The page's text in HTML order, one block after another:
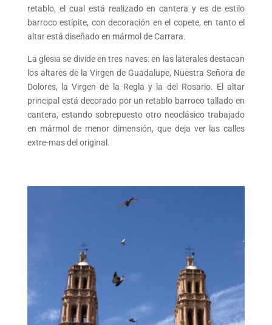
retablo, el cual está realizado en cantera y es de estilo
barroco estípite, con decoración en el copete, en tanto el
altar está diseñado en mármol de Carrara.
La glesia se divide en tres naves: en las laterales destacan
los altares de la Virgen de Guadalupe, Nuestra Señora de
Dolores, la Virgen de la Regla y la del Rosario. El altar
principal está decorado por un retablo barroco tallado en
cantera, estando sobrepuesto otro neoclásico trabajado
en mármol de menor dimensión, que deja ver las calles
extre-mas del original.